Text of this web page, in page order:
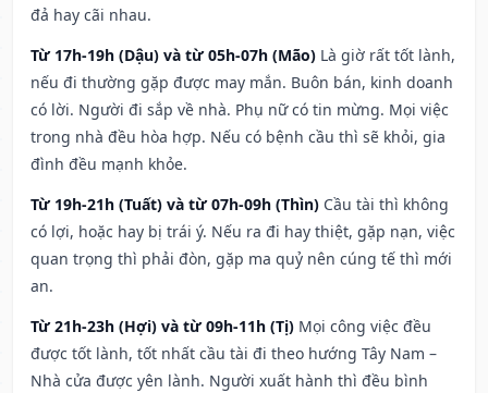
đả hay cãi nhau.
Từ 17h-19h (Dậu) và từ 05h-07h (Mão) Là giờ rất tốt lành,
nếu đi thường gặp được may mắn. Buôn bán, kinh doanh
có lời. Người đi sắp về nhà. Phụ nữ có tin mừng. Mọi việc
trong nhà đều hòa hợp. Nếu có bệnh cầu thì sẽ khỏi, gia
đình đều mạnh khỏe.
Từ 19h-21h (Tuất) và từ 07h-09h (Thìn) Cầu tài thì không
có lợi, hoặc hay bị trái ý. Nếu ra đi hay thiệt, gặp nạn, việc
quan trọng thì phải đòn, gặp ma quỷ nên cúng tế thì mới
an.
Từ 21h-23h (Hợi) và từ 09h-11h (Tị) Mọi công việc đều
được tốt lành, tốt nhất cầu tài đi theo hướng Tây Nam –
Nhà cửa được yên lành. Người xuất hành thì đều bình